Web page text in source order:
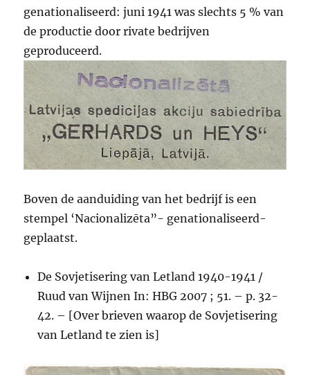
genationaliseerd: juni 1941 was slechts 5 % van
de productie door rivate bedrijven
geproduceerd.
Boven de aanduiding van het bedrijf is een
stempel ‘Nacionalizēta”- genationaliseerd-
geplaatst.
De Sovjetisering van Letland 1940-1941 /
Ruud van Wijnen In: HBG 2007 ; 51. – p. 32-
42. – [Over brieven waarop de Sovjetisering
van Letland te zien is]